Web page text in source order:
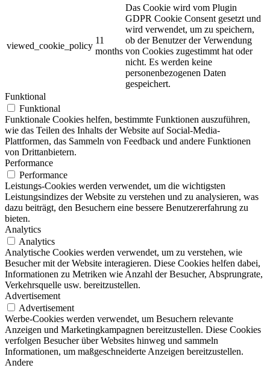
viewed_cookie_policy
11
months
Das Cookie wird vom Plugin
GDPR Cookie Consent gesetzt und
wird verwendet, um zu speichern,
ob der Benutzer der Verwendung
von Cookies zugestimmt hat oder
nicht. Es werden keine
personenbezogenen Daten
gespeichert.
Funktional
Funktional
Funktionale Cookies helfen, bestimmte Funktionen auszuführen,
wie das Teilen des Inhalts der Website auf Social-Media-
Plattformen, das Sammeln von Feedback und andere Funktionen
von Drittanbietern.
Performance
Performance
Leistungs-Cookies werden verwendet, um die wichtigsten
Leistungsindizes der Website zu verstehen und zu analysieren, was
dazu beiträgt, den Besuchern eine bessere Benutzererfahrung zu
bieten.
Analytics
Analytics
Analytische Cookies werden verwendet, um zu verstehen, wie
Besucher mit der Website interagieren. Diese Cookies helfen dabei,
Informationen zu Metriken wie Anzahl der Besucher, Absprungrate,
Verkehrsquelle usw. bereitzustellen.
Advertisement
Advertisement
Werbe-Cookies werden verwendet, um Besuchern relevante
Anzeigen und Marketingkampagnen bereitzustellen. Diese Cookies
verfolgen Besucher über Websites hinweg und sammeln
Informationen, um maßgeschneiderte Anzeigen bereitzustellen.
Andere